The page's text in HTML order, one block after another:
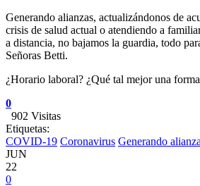
Generando alianzas, actualizándonos de
crisis de salud actual o atendiendo a
a distancia, no bajamos la guardia, todo
Señoras Betti.
¿Horario laboral? ¿Qué tal mejor una
0
902 Visitas
Etiquetas:
COVID-19 Coronavirus Generando
JUN
22
0